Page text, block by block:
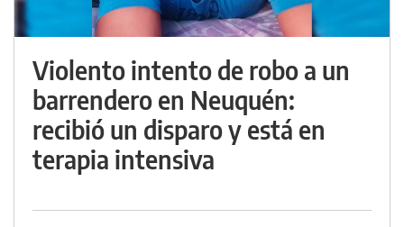
Violento intento de robo a un
barrendero en Neuquén:
recibió un disparo y está en
terapia intensiva